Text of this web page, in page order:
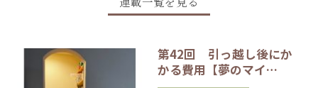
第42回 引っ越し後にか
かる費用【夢のマイ…